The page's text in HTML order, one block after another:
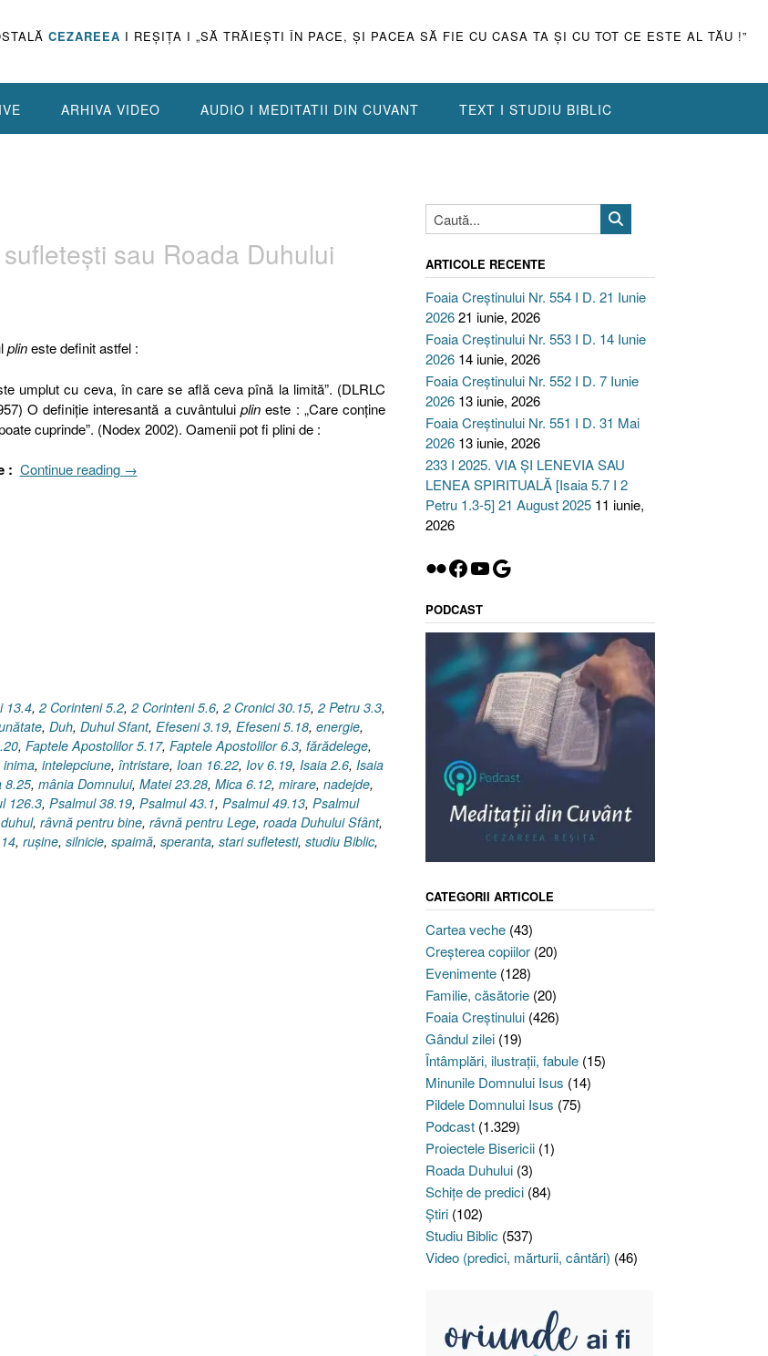
CEZAREEA I REŞIŢA I „SĂ TRĂIEŞTI ÎN PACE, ŞI PACEA SĂ FIE CU CASA TA ŞI CU TOT CE ESTE AL TĂU !”
ARHIVA VIDEO AUDIO I MEDITATII DIN CUVANT TEXT I STUDIU BIBLIC
sau Roada Duhului
plineste definit astfel :
umplut cu ceva, în care se află ceva pînă la limită”. (DLRLC
O definiţie interesantă a cuvântuluiplin este : „Care conține
cuprinde”. (Nodex 2002). Oamenii pot fi plini de :
: Continue reading „Plin.
?”
→
13.4, 2 Corinteni 5.2, 2 Corinteni 5.6, 2 Cronici 30.15, 2 Petru 3.3,
, Duh, Duhul Sfant, Efeseni 3.19, Efeseni 5.18, energie,
, Faptele Apostolilor 5.17, Faptele Apostolilor 6.3, fărădelege,
inima, intelepciune, întristare, Ioan 16.22, Iov 6.19, Isaia 2.6, Isaia
8.25, mânia Domnului, Matei 23.28, Mica 6.12, mirare, nadejde,
126.3, Psalmul 38.19, Psalmul 43.1, Psalmul 49.13, Psalmul
, râvnă pentru bine, râvnă pentru Lege, roada Duhului Sfânt,
, ruşine, silnicie, spaimă, speranta, stari sufletesti, studiu Biblic,
ARTICOLE RECENTE
Foaia Creștinului Nr. 554 I D. 21 Iunie
202621 iunie, 2026
Foaia Creștinului Nr. 553 I D. 14 Iunie
2026 14 iunie, 2026
Foaia Creștinului Nr. 552 I D. 7 Iunie
2026 13 iunie, 2026
Foaia Creștinului Nr. 551 I D. 31 Mai
2026 13 iunie, 2026
233 I 2025. VIA ȘI LENEVIA SAU
LENEA SPIRITUALĂ [Isaia 5.7 I 2
Petru 1.3-5] 21 August 2025 11 iunie,
2026
Flickr
Facebook
YouTube
Google
PODCAST
CATEGORII ARTICOLE
Cartea veche(43)
Creşterea copiilor(20)
Evenimente(128)
Familie, căsătorie(20)
Foaia Creştinului(426)
Gândul zilei(19)
Întâmplări, ilustraţii, fabule(15)
Minunile Domnului Isus (14)
Pildele Domnului Isus (75)
Podcast(1.329)
Proiectele Bisericii(1)
Roada Duhului(3)
Schiţe de predici(84)
Ştiri(102)
Studiu Biblic (537)
Video (predici, mărturii, cântări) (46)